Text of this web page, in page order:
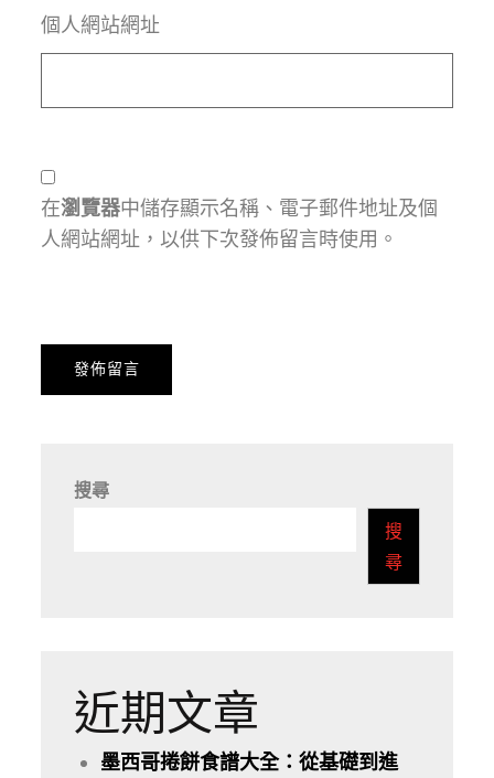
個人網站網址
在瀏覽器中儲存顯示名稱、電子郵件地址及個
人網站網址，以供下次發佈留言時使用。
搜尋
搜
尋
近期文章
墨西哥捲餅食譜大全：從基礎到進